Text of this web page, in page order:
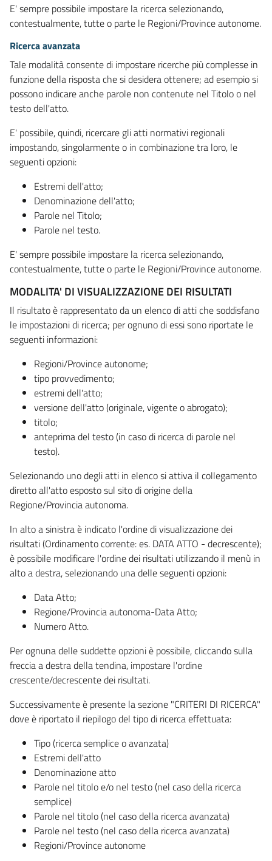
E' sempre possibile impostare la ricerca selezionando,
contestualmente, tutte o parte le Regioni/Province autonome.
Ricerca avanzata
Tale modalità consente di impostare ricerche più complesse in
funzione della risposta che si desidera ottenere; ad esempio si
possono indicare anche parole non contenute nel Titolo o nel
testo dell'atto.
E' possibile, quindi, ricercare gli atti normativi regionali
impostando, singolarmente o in combinazione tra loro, le
seguenti opzioni:
Estremi dell'atto;
Denominazione dell'atto;
Parole nel Titolo;
Parole nel testo.
E' sempre possibile impostare la ricerca selezionando,
contestualmente, tutte o parte le Regioni/Province autonome.
MODALITA' DI VISUALIZZAZIONE DEI RISULTATI
Il risultato è rappresentato da un elenco di atti che soddisfano
le impostazioni di ricerca; per ognuno di essi sono riportate le
seguenti informazioni:
Regioni/Province autonome;
tipo provvedimento;
estremi dell'atto;
versione dell'atto (originale, vigente o abrogato);
titolo;
anteprima del testo (in caso di ricerca di parole nel
testo).
Selezionando uno degli atti in elenco si attiva il collegamento
diretto all'atto esposto sul sito di origine della
Regione/Provincia autonoma.
In alto a sinistra è indicato l'ordine di visualizzazione dei
risultati (Ordinamento corrente: es. DATA ATTO - decrescente);
è possibile modificare l'ordine dei risultati utilizzando il menù in
alto a destra, selezionando una delle seguenti opzioni:
Data Atto;
Regione/Provincia autonoma-Data Atto;
Numero Atto.
Per ognuna delle suddette opzioni è possibile, cliccando sulla
freccia a destra della tendina, impostare l'ordine
crescente/decrescente dei risultati.
Successivamente è presente la sezione "CRITERI DI RICERCA"
dove è riportato il riepilogo del tipo di ricerca effettuata:
Tipo (ricerca semplice o avanzata)
Estremi dell'atto
Denominazione atto
Parole nel titolo e/o nel testo (nel caso della ricerca
semplice)
Parole nel titolo (nel caso della ricerca avanzata)
Parole nel testo (nel caso della ricerca avanzata)
Regioni/Province autonome